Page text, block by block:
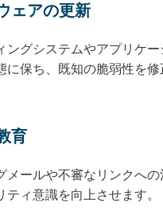
ェアの更新
ングシステムやアプリケー
に保ち、既知の脆弱性を修
育
メールや不審なリンクへの
ティ意識を向上させます。